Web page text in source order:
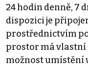
24 hodin denně, 7
dispozici je
prostřednictvím
prostor má vlastní
možnost umístění